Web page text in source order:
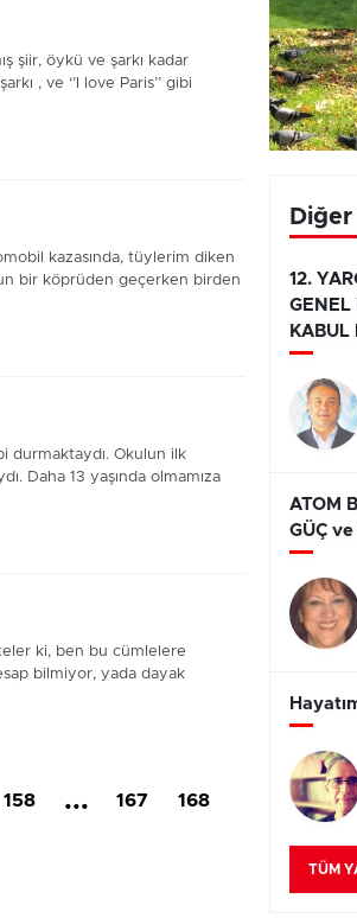
şiir, öykü ve şarkı kadar
, ve ‘’I love Paris’’ gibi
kazasında, tüylerim diken
bir köprüden geçerken birden
durmaktaydı. Okulun ilk
Daha 13 yaşında olmamıza
ki, ben bu cümlelere
bilmiyor, yada dayak
158 ... 167 168
12.
GENEL
KABUL
ATOM
GÜÇ
TÜM